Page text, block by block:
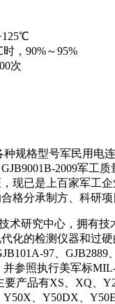
，90%～95%
次
种规格型号军民用电
2009军工质
现已是上百家军工
格分承制方、科研项
研究中心，拥有技
化的检测仪器和过
97、GJB2889
参照执行美军标MIL-
要产品有XS、XQ、
Y50X、Y50DX、